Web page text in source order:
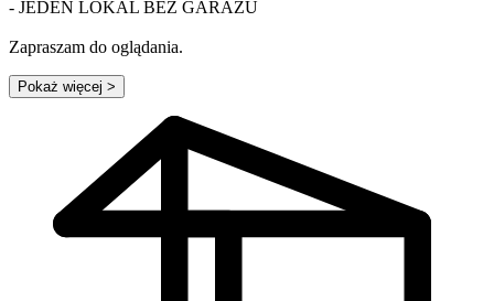
- JEDEN LOKAL BEZ GARAŻU
Zapraszam do oglądania.
Pokaż więcej >